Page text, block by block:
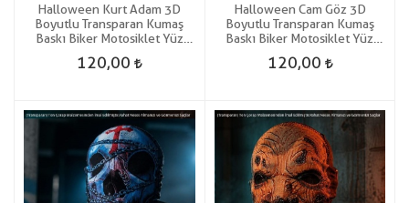
Halloween Kurt Adam 3D
Boyutlu Transparan Kumaş
Baskı Biker Motosiklet Yüz
120,00
Halloween Cam Göz 3D
Boyutlu Transparan Kumaş
Baskı Biker Motosiklet Yüz
120,00